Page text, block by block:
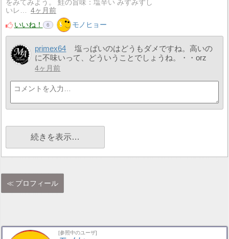
をみてみよう。 鮭の旨味：塩辛い みずみずし
いレ…
4ヶ月前
いいね！
6 モノヒョー
primex64
塩っぱいのはどうもダメですね。高いの
に不味いって、どういうことでしょうね。・・orz
4ヶ月前
続きを表示…
プロフィール
[参照中のユーザ]